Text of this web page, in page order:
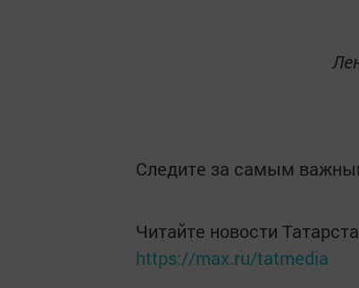
Следите за самым
Читайте новости
https://max.ru/tatmedia